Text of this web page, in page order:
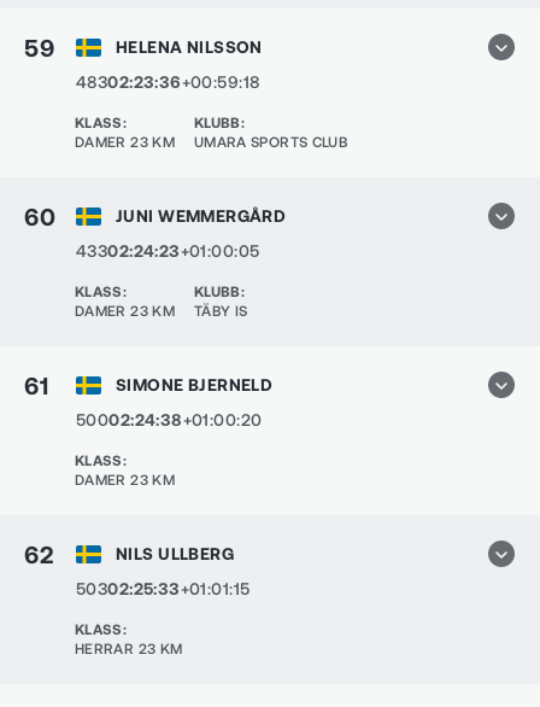
59
HELENA NILSSON
48302:23:36+00:59:18
KLASS:
DAMER 23 KM
KLUBB:
UMARA SPORTS CLUB
60
JUNI WEMMERGÅRD
43302:24:23+01:00:05
KLASS:
DAMER 23 KM
KLUBB:
TÄBY IS
61
SIMONE BJERNELD
50002:24:38+01:00:20
KLASS:
DAMER 23 KM
62
NILS ULLBERG
50302:25:33+01:01:15
KLASS:
HERRAR 23 KM